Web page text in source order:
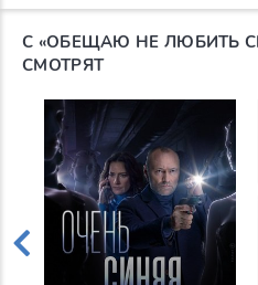
С «ОБЕЩАЮ НЕ ЛЮБИТЬ
СМОТРЯТ